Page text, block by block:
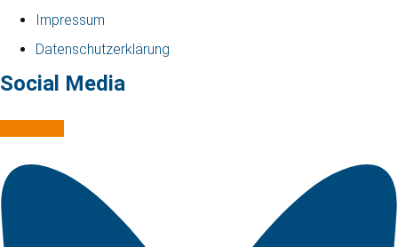
Impressum
Datenschutzerklärung
Social Media